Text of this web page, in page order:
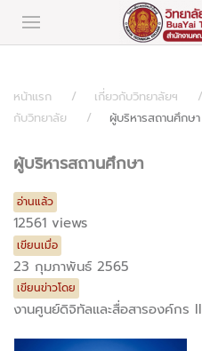
หน้าแรก เกี่ยวกับวิทยาลัยฯ
กับวิทยาลัย
ผู้บริหารสถานศึกษา
ผู้บริหารสถานศึกษา
อ่านแล้ว
12561 views
เขียนเมื่อ
23 กุมภาพันธ์ 2565
เขียนข่าวโดย
งานศูนย์ดิจิทัลและสื่อสารองค์กร II